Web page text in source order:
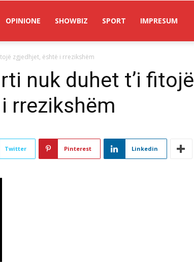
OPINIONE SHOWBIZ SPORT IMPRESUM
zgjedhjet, është i rrezikshëm
nuk duhet t’i fitojë
rrezikshëm
Twitter Pinterest Linkedin